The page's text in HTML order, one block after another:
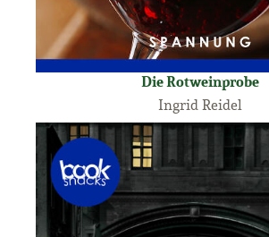
Die Rotweinprobe
Ingrid Reidel